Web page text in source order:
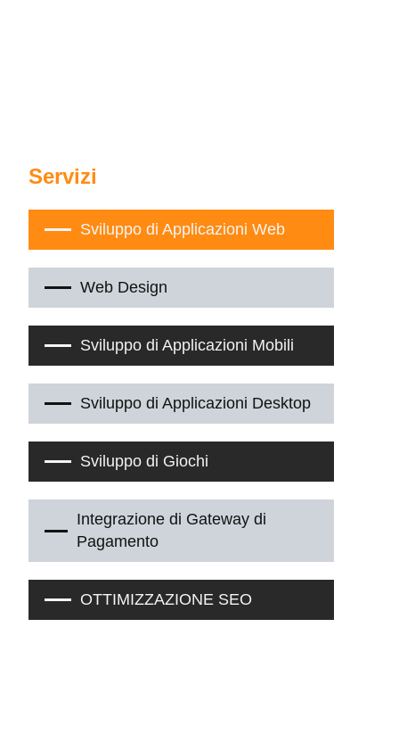
Servizi
Sviluppo di Applicazioni Web
Web Design
Sviluppo di Applicazioni Mobili
Sviluppo di Applicazioni Desktop
Sviluppo di Giochi
Integrazione di Gateway di
Pagamento
OTTIMIZZAZIONE SEO